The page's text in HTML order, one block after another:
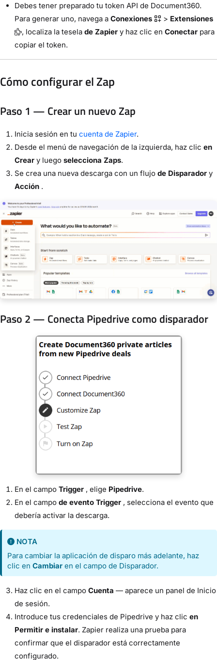
Debes tener preparado tu token API de Document360.
Para generar uno, navega a Conexiones > Extensiones
, localiza la tesela de Zapier y haz clic en Conectar para
copiar el token.
Cómo configurar el Zap
Paso 1 — Crear un nuevo Zap
Inicia sesión en tu cuenta de Zapier.
Desde el menú de navegación de la izquierda, haz clic en
Crear y luego selecciona Zaps.
Se crea una nueva descarga con un flujo de Disparador y
Acción .
Paso 2 — Conecta Pipedrive como disparador
En el campo Trigger , elige Pipedrive.
En el campo de evento Trigger , selecciona el evento que
debería activar la descarga.
NOTA
Para cambiar la aplicación de disparo más adelante, haz
clic enCambiar en el campo de Disparador.
Haz clic en el campo Cuenta — aparece un panel de Inicio
de sesión.
Introduce tus credenciales de Pipedrive y haz clic en
Permitir e instalar. Zapier realiza una prueba para
confirmar que el disparador está correctamente
configurado.